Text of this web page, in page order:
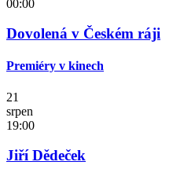
00:00
Dovolená v Českém ráji
Premiéry v kinech
21
srpen
19:00
Jiří Dědeček